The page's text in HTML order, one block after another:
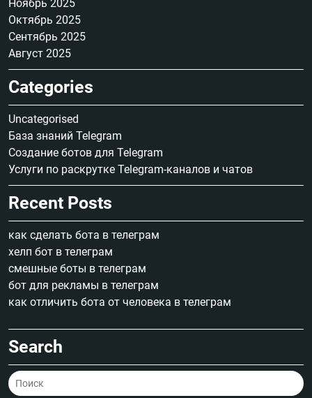
Ноябрь 2025
Октябрь 2025
Сентябрь 2025
Август 2025
Categories
Uncategorised
База знаний Telegram
Создание ботов для Telegram
Услуги по раскрутке Telegram-каналов и чатов
Recent Posts
как сделать бота в телеграм
хелп бот в телеграм
смешные боты в телеграм
бот для рекламы в телеграм
как отличить бота от человека в телеграм
Search